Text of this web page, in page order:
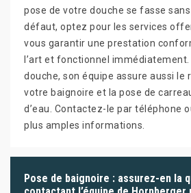
pose de votre douche se fasse sans
défaut, optez pour les services
vous garantir une prestation
l’art et fonctionnel
douche, son équipe assure aussi le
votre baignoire et la pose de
d’eau. Contactez-le par téléphone
plus amples informations.
Pose de baignoire : assurez-en la